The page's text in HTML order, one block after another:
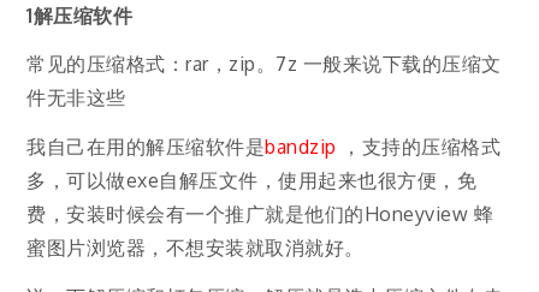
1解压缩软件
常见的压缩格式：rar，zip。7z 一般来说下载的压缩文
件无非这些
我自己在用的解压缩软件是bandzip ，支持的压缩格式
多，可以做exe自解压文件，使用起来也很方便，免
费，安装时候会有一个推广就是他们的Honeyview 蜂
蜜图片浏览器，不想安装就取消就好。